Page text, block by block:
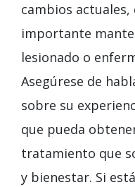
cambios
importante
lesionado o
Asegúrese de
sobre su
que pueda
tratamiento que
y bienestar. Si